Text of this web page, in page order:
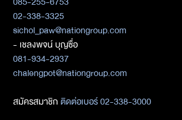
02-338-3325
sichol_paw@nationgroup.com
- เชลงพจน์ บุญซื่อ
081-934-2937
chalengpot@nationgroup.com
สมัครสมาชิกติดต่อเบอร์ 02-338-3000